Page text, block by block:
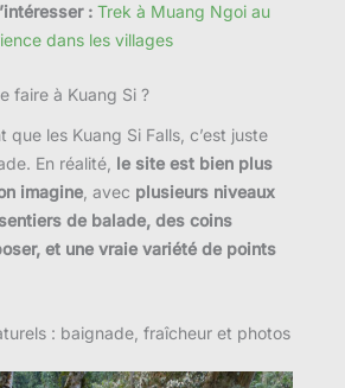
: Trek à Muang Ngoi au
dans les villages
faire à Kuang Si ?
que les Kuang Si Falls, c’est juste
En réalité, le site est bien plus
imagine , avec plusieurs niveaux
de balade, des coins
et une vraie variété de points
: baignade, fraîcheur et photos